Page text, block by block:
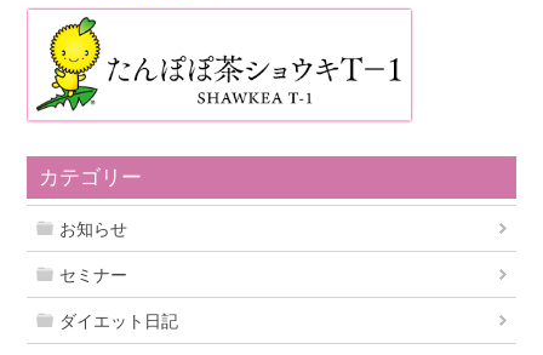
カテゴリー
お知らせ
セミナー
ダイエット日記